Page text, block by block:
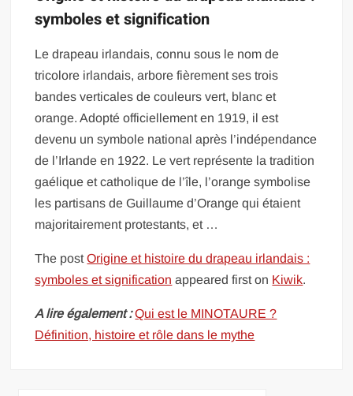
symboles et signification
Le drapeau irlandais, connu sous le nom de
tricolore irlandais, arbore fièrement ses trois
bandes verticales de couleurs vert, blanc et
orange. Adopté officiellement en 1919, il est
devenu un symbole national après l’indépendance
de l’Irlande en 1922. Le vert représente la tradition
gaélique et catholique de l’île, l’orange symbolise
les partisans de Guillaume d’Orange qui étaient
majoritairement protestants, et …
The postOrigine et histoire du drapeau irlandais :
symboles et signification appeared first on Kiwik.
A lire également : Qui est le MINOTAURE ?
Définition, histoire et rôle dans le mythe